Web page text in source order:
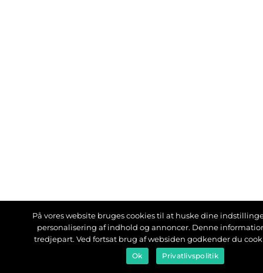
På vores website bruges cookies til at huske dine
personalisering af indhold og annoncer. Denne
tredjepart. Ved fortsat brug af websiden godkender du
Ok Privatlivspolitik